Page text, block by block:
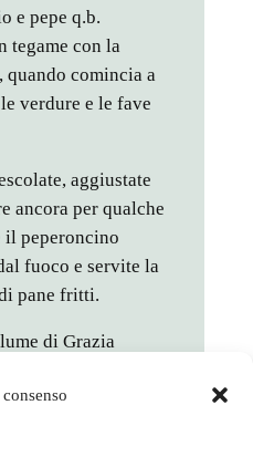
e pepe q.b.
tegame con la
comincia a
verdure e le fave
aggiustate
ancora per qualche
il peperoncino
fuoco e servite la
pane fritti.
di Grazia